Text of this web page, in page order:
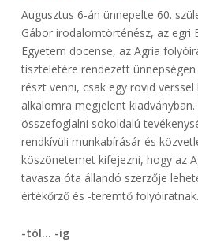
Augusztus 6-án ünnepelte 60.
Gábor irodalomtörténész, az egri
Egyetem docense, az Agria
tiszteletére rendezett
részt venni, csak egy rövid
alkalomra megjelent
összefoglalni sokoldalú
rendkívüli munkabírásár és
köszönetemet kifejezni, hogy az
tavasza óta állandó szerzője
értékőrző és -teremtő folyóiratnak.
-tól… -ig